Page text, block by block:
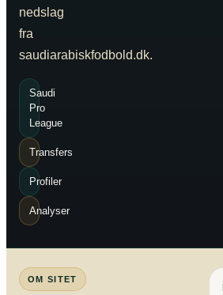
nedslag
fra
saudiarabiskfodbold.dk.
Saudi
Pro
League
Transfers
Profiler
Analyser
OM SITET